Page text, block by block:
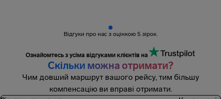
Відгуки про нас з оцінкою 5 зірок.
Ознайомтесь з усіма відгуками клієнтів на
Скільки можна отримати?
Чим довший маршрут вашого рейсу, тим більшу
компенсацію ви вправі отримати.